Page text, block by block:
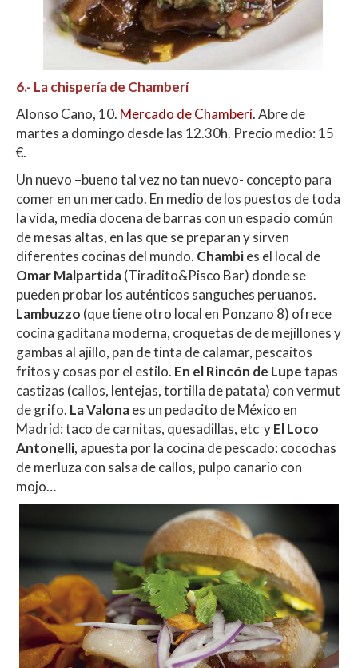
6.- La chispería de Chamberí
Alonso Cano, 10. Mercado de Chamberí. Abre de
martes a domingo desde las 12.30h. Precio medio: 15
€.
Un nuevo –bueno tal vez no tan nuevo- concepto para
comer en un mercado. En medio de los puestos de toda
la vida, media docena de barras con un espacio común
de mesas altas, en las que se preparan y sirven
diferentes cocinas del mundo. Chambies el local de
Omar Malpartida(Tiradito&Pisco Bar) donde se
pueden probar los auténticos sanguches peruanos.
Lambuzzo (que tiene otro local en Ponzano 8) ofrece
cocina gaditana moderna, croquetas de de mejillones y
gambas al ajillo, pan de tinta de calamar, pescaitos
fritos y cosas por el estilo. En el Rincón de Lupetapas
castizas (callos, lentejas, tortilla de patata) con vermut
de grifo. La Valonaes un pedacito de México en
Madrid: taco de carnitas, quesadillas, etc yEl Loco
Antonelli, apuesta por la cocina de pescado: cocochas
de merluza con salsa de callos, pulpo canario con
mojo…